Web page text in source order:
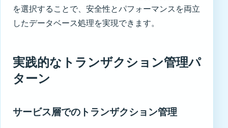
を選択することで、安全性とパフォーマンスを両立
したデータベース処理を実現できます。
実践的なトランザクション管理パ
ターン
サービス層でのトランザクション管理